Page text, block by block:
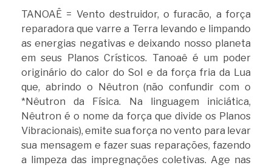
TANOAÊ = Vento destruidor, o furacão, a força
reparadora que varre a Terra levando e limpando
as energias negativas e deixando nosso planeta
em seus Planos Crísticos. Tanoaê é um poder
originário do calor do Sol e da força fria da Lua
que, abrindo o Nêutron (não confundir com o
*Nêutron da Física. Na linguagem iniciática,
Nêutron é o nome da força que divide os Planos
Vibracionais), emite sua força no vento para levar
sua mensagem e fazer suas reparações, fazendo
a limpeza das impregnações coletivas. Age nas